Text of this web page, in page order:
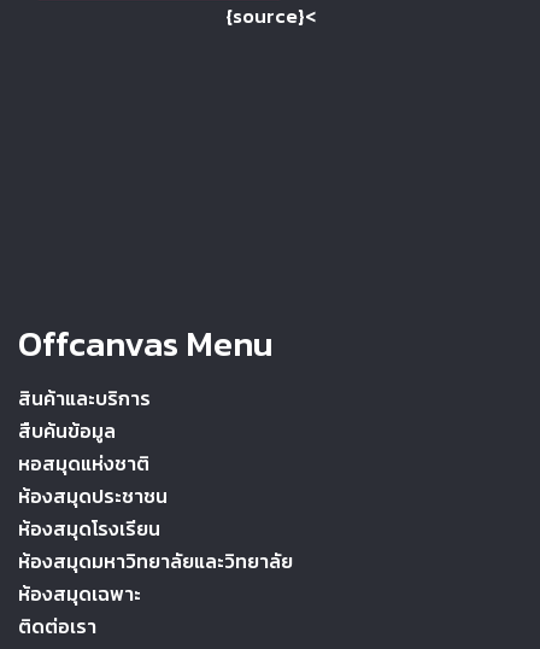
{source}<
Offcanvas Menu
สินค้าและบริการ
สืบค้นข้อมูล
หอสมุดแห่งชาติ
ห้องสมุดประชาชน
ห้องสมุดโรงเรียน
ห้องสมุดมหาวิทยาลัยและวิทยาลัย
ห้องสมุดเฉพาะ
ติดต่อเรา